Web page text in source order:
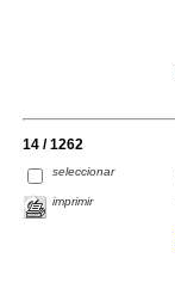
14 / 1262
seleccionar
imprimir